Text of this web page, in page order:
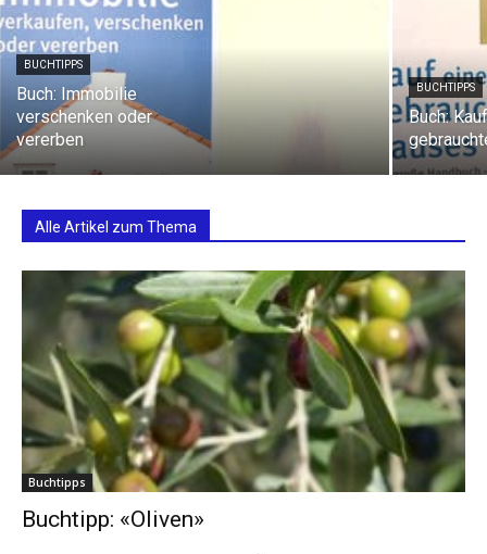
BUCHTIPPS
Buch: Immobilie
verschenken oder
vererben
BUCHTIPPS
Buch:
Alle Artikel zum Thema
Buchtipps
Buchtipp: «Oliven»